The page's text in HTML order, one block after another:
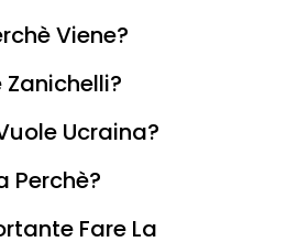
Viene?
Zanichelli?
Ucraina?
Perchè?
Fare La